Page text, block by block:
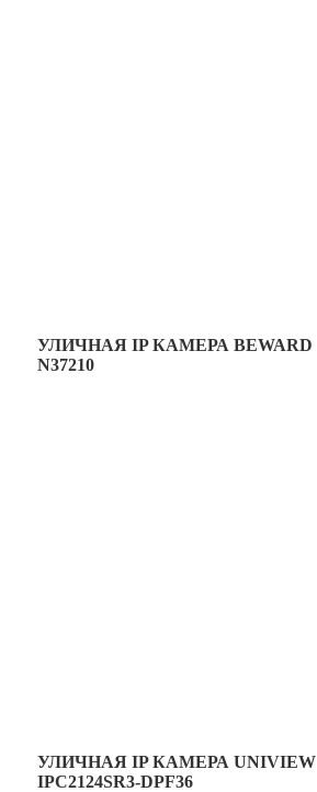
УЛИЧНАЯ IP КАМЕРА BEWARD
N37210
УЛИЧНАЯ IP КАМЕРА UNIVIEW
IPC2124SR3-DPF36